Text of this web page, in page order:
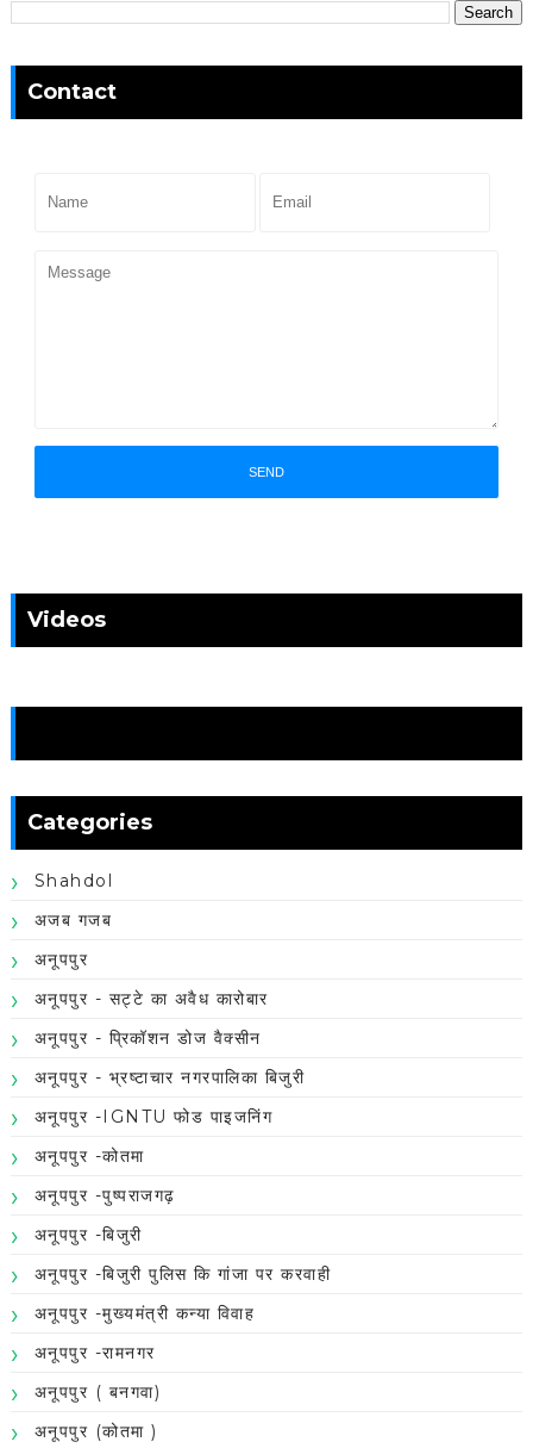
Contact
Videos
Categories
Shahdol
अजब गजब
अनूपपुर
अनूपपुर - सट्टे का अवैध कारोबार
अनूपपुर - प्रिकॉशन डोज वैक्सीन
अनूपपुर - भ्रष्टाचार नगरपालिका बिजुरी
अनूपपुर -IGNTU फोड पाइजनिंग
अनूपपुर -कोतमा
अनूपपुर -पुष्पराजगढ़
अनूपपुर -बिजुरी
अनूपपुर -बिजुरी पुलिस कि गांजा पर करवाही
अनूपपुर -मुख्यमंत्री कन्या विवाह
अनूपपुर -रामनगर
अनूपपुर ( बनगवा)
अनूपपुर (कोतमा )